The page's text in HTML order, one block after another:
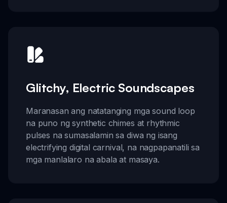
Glitchy, Electric Soundscapes
Maranasan ang natatanging mga sound loop
na puno ng synthetic chimes at rhythmic
pulses na sumasalamin sa diwa ng isang
electrifying digital carnival, na nagpapanatili sa
mga manlalaro na abala at masaya.